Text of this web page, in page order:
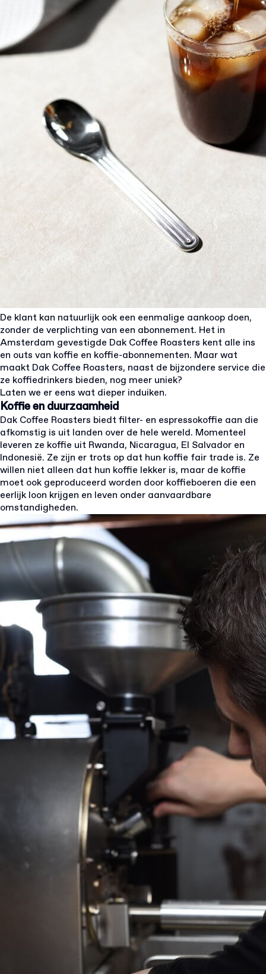
De klant kan natuurlijk ook een eenmalige aankoop doen,
zonder de verplichting van een abonnement. Het in
Amsterdam gevestigde Dak Coffee Roasters kent alle ins
en outs van koffie en koffie-abonnementen. Maar wat
maakt Dak Coffee Roasters, naast de bijzondere service die
ze koffiedrinkers bieden, nog meer uniek?
Laten we er eens wat dieper induiken.
Koffie en duurzaamheid
Dak Coffee Roasters biedt filter- en espressokoffie aan die
afkomstig is uit landen over de hele wereld. Momenteel
leveren ze koffie uit Rwanda, Nicaragua, El Salvador en
Indonesië. Ze zijn er trots op dat hun koffie fair trade is. Ze
willen niet alleen dat hun koffie lekker is, maar de koffie
moet ook geproduceerd worden door koffieboeren die een
eerlijk loon krijgen en leven onder aanvaardbare
omstandigheden.